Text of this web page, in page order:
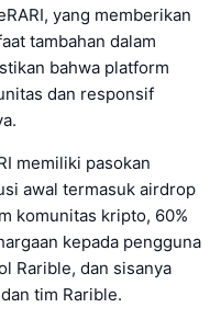
yang memberikan
tambahan dalam
bahwa platform
dan responsif
memiliki pasokan
awal termasuk airdrop
komunitas kripto, 60%
kepada pengguna
Rarible, dan sisanya
tim Rarible.